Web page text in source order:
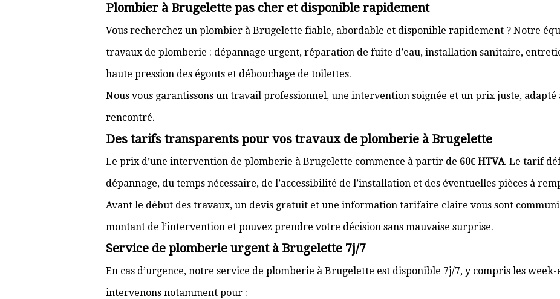
Plombier à Brugelette pas cher et disponible rapidement
Vous recherchez un plombier à Brugelette fiable, abordable et disponible rapidement ? Notre
travaux de plomberie : dépannage urgent, réparation de fuite d’eau, installation sanitaire,
haute pression des égouts et débouchage de toilettes.
Nous vous garantissons un travail professionnel, une intervention soignée et un prix juste,
rencontré.
Des tarifs transparents pour vos travaux de plomberie à Brugelette
Le prix d’une intervention de plomberie à Brugelette commence à partir de 60€ HTVA. Le tarif
dépannage, du temps nécessaire, de l’accessibilité de l’installation et des éventuelles pièces à
Avant le début des travaux, un devis gratuit et une information tarifaire claire vous sont
montant de l’intervention et pouvez prendre votre décision sans mauvaise surprise.
Service de plomberie urgent à Brugelette 7j/7
En cas d’urgence, notre service de plomberie à Brugelette est disponible 7j/7, y compris les
intervenons notamment pour :